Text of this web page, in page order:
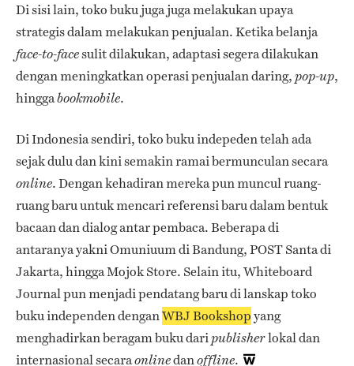
Di sisi lain, toko buku juga juga melakukan upaya
strategis dalam melakukan penjualan. Ketika belanja
face-to-facesulit dilakukan, adaptasi segera dilakukan
dengan meningkatkan operasi penjualan daring, pop-up,
hinggabookmobile.
Di Indonesia sendiri, toko buku indepeden telah ada
sejak dulu dan kini semakin ramai bermunculan secara
online. Dengan kehadiran mereka pun muncul ruang-
ruang baru untuk mencari referensi baru dalam bentuk
bacaan dan dialog antar pembaca. Beberapa di
antaranya yakni Omuniuum di Bandung, POST Santa di
Jakarta, hingga Mojok Store. Selain itu, Whiteboard
Journal pun menjadi pendatang baru di lanskap toko
buku independen denganWBJ Bookshopyang
menghadirkan beragam buku daripublisherlokal dan
internasional secaraonlinedanoffline.